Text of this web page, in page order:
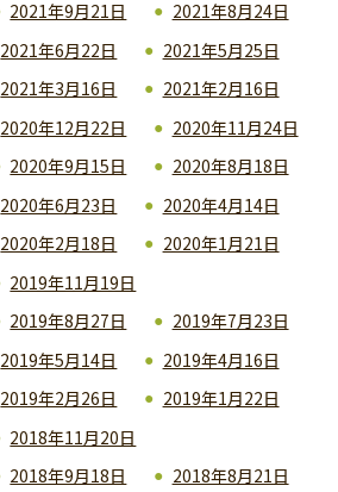
2021年9月21日
2021年8月24日
2021年6月22日
2021年5月25日
2021年3月16日
2021年2月16日
2020年12月22日
2020年11月24日
2020年9月15日
2020年8月18日
2020年6月23日
2020年4月14日
2020年2月18日
2020年1月21日
2019年11月19日
2019年8月27日
2019年7月23日
2019年5月14日
2019年4月16日
2019年2月26日
2019年1月22日
2018年11月20日
2018年9月18日
2018年8月21日